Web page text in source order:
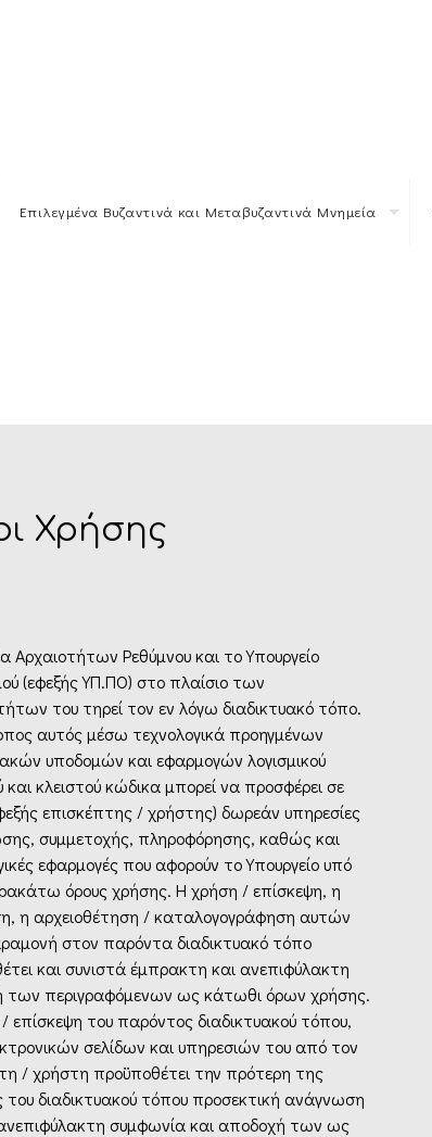
Επιλεγμένα Βυζαντινά και Μεταβυζαντινά Μνημεία
Χρήσης
Αρχαιοτήτων Ρεθύμνου και το Υπουργείο
(εφεξής ΥΠ.ΠΟ) στο πλαίσιο των
του τηρεί τον εν λόγω διαδικτυακό τόπο.
αυτός μέσω τεχνολογικά προηγμένων
υποδομών και εφαρμογών λογισμικού
και κλειστού κώδικα μπορεί να προσφέρει σε
επισκέπτης / χρήστης) δωρεάν υπηρεσίες
συμμετοχής, πληροφόρησης, καθώς και
εφαρμογές που αφορούν το Υπουργείο υπό
όρους χρήσης. Η χρήση / επίσκεψη, η
η αρχειοθέτηση / καταλογογράφηση αυτών
στον παρόντα διαδικτυακό τόπο
και συνιστά έμπρακτη και ανεπιφύλακτη
των περιγραφόμενων ως κάτωθι όρων χρήσης.
επίσκεψη του παρόντος διαδικτυακού τόπου,
σελίδων και υπηρεσιών του από τον
/ χρήστη προϋποθέτει την πρότερη της
διαδικτυακού τόπου προσεκτική ανάγνωση
συμφωνία και αποδοχή των ως